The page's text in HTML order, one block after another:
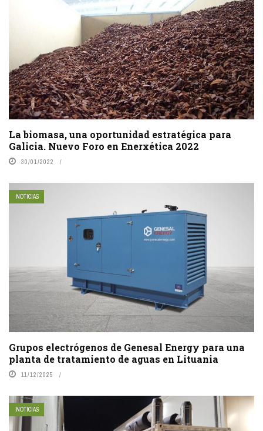
La biomasa, una oportunidad estratégica para
Galicia. Nuevo Foro en Enerxética 2022
30/01/2022
NOTICIAS
Grupos electrógenos de Genesal Energy para una
planta de tratamiento de aguas en Lituania
11/12/2025
NOTICIAS